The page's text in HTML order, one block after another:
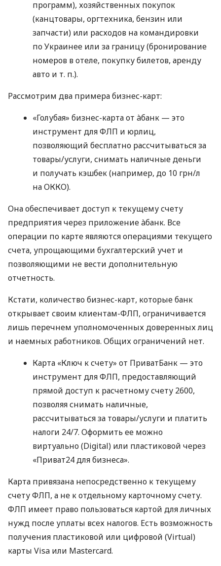
программ), хозяйственных покупок
(канцтовары, оргтехника, бензин или
запчасти) или расходов на командировки
по Украинее или за границу (бронирование
номеров в отеле, покупку билетов, аренду
авто и т. п.).
Рассмотрим два примера бизнес-карт:
«Голубая» бизнес-карта от àбанк — это
инструмент для ФЛП и юрлиц,
позволяющий бесплатно рассчитываться за
товары/услуги, снимать наличные деньги
и получать кэшбек (например, до 10 грн/л
на ОККО).
Она обеспечивает доступ к текущему счету
предприятия через приложение àбанк. Все
операции по карте являются операциями текущего
счета, упрощающими бухгалтерский учет и
позволяющими не вести дополнительную
отчетность.
Кстати, количество бизнес-карт, которые банк
открывает своим клиентам-ФЛП, ограничивается
лишь перечнем уполномоченных доверенных лиц
и наемных работников. Общих ограничений нет.
Карта «Ключ к счету» от ПриватБанк — это
инструмент для ФЛП, предоставляющий
прямой доступ к расчетному счету 2600,
позволяя снимать наличные,
рассчитываться за товары/услуги и платить
налоги 24/7. Оформить ее можно
виртуально (Digital) или пластиковой через
«Приват24 для бизнеса».
Карта привязана непосредственно к текущему
счету ФЛП, а не к отдельному карточному счету.
ФЛП имеет право пользоваться картой для личных
нужд после уплаты всех налогов. Есть возможность
получения пластиковой или цифровой (Virtual)
карты Visa или Mastercard.